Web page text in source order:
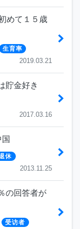
めて１５歳
生育率
2019.03.21
貯金好き
2017.03.16
休
2013.11.25
の回答者が
受访者